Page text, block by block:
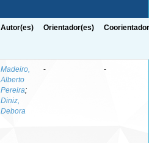
Autor(es) Orientador(es)
Madeiro,
Alberto
Pereira;
Diniz,
Debora
- -